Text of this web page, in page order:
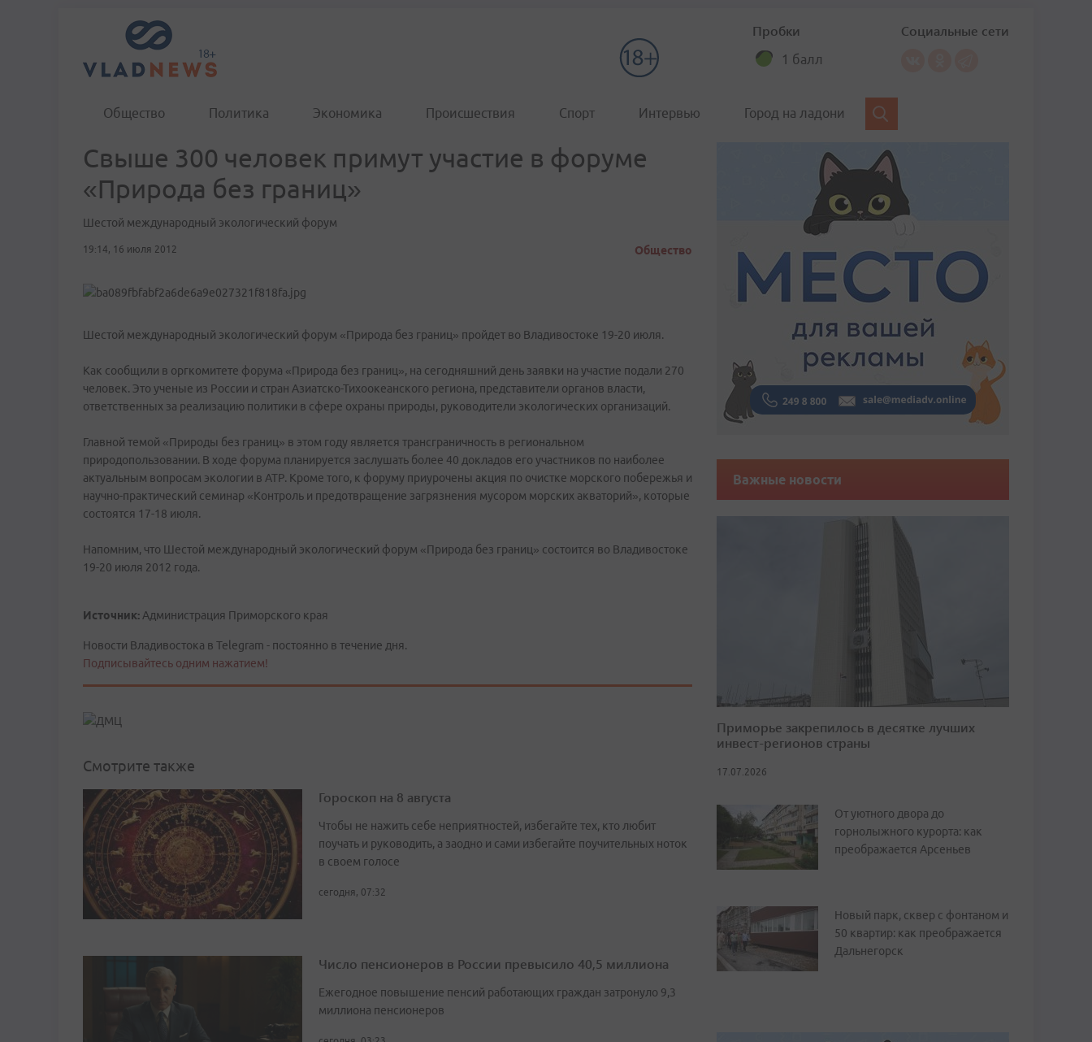
Пробки
1 балл
Социальные сети
Общество Политика Экономика Происшествия Спорт Интервью Город на ладони
Свыше 300 человек примут участие в форуме
«Природа без границ»
Шестой международный экологический форум
19:14, 16 июля 2012 Общество
Шестой международный экологический форум «Природа без границ» пройдет во Владивостоке 19-20 июля.
Как сообщили в оргкомитете форума «Природа без границ», на сегодняшний день заявки на участие подали 270
человек. Это ученые из России и стран Азиатско-Тихоокеанского региона, представители органов власти,
ответственных за реализацию политики в сфере охраны природы, руководители экологических организаций.
Главной темой «Природы без границ» в этом году является трансграничность в региональном
природопользовании. В ходе форума планируется заслушать более 40 докладов его участников по наиболее
актуальным вопросам экологии в АТР. Кроме того, к форуму приурочены акция по очистке морского побережья и
научно-практический семинар «Контроль и предотвращение загрязнения мусором морских акваторий», которые
состоятся 17-18 июля.
Напомним, что Шестой международный экологический форум «Природа без границ» состоится во Владивостоке
19-20 июля 2012 года.
Источник: Администрация Приморского края
Новости Владивостока в Telegram - постоянно в течение дня.
Подписывайтесь одним нажатием!
Смотрите также
Гороскоп на 8 августа
Чтобы не нажить себе неприятностей, избегайте тех, кто любит
поучать и руководить, а заодно и сами избегайте поучительных ноток
в своем голосе
сегодня, 07:32
Число пенсионеров в России превысило 40,5 миллиона
Ежегодное повышение пенсий работающих граждан затронуло 9,3
миллиона пенсионеров
Важные новости
Приморье закрепилось в десятке лучших
инвест-регионов страны
17.07.2026
От уютного двора до
горнолыжного курорта: как
преображается Арсеньев
Новый парк, сквер с фонтаном и
50 квартир: как преображается
Дальнегорск